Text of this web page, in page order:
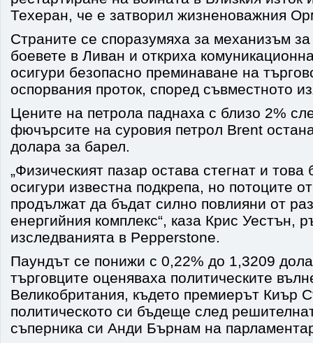
Техеран, че е затворил жизненоважния
Страните се споразумяха за механизъм
боевете в Ливан и откриха
осигури безопасно преминаване на
оспорвания проток, според съвместното
Цените на петрола паднаха с близо 2%
фючърсите на суровия петрол Brent
долара за барел.
„Физическият пазар остава стегнат и това
осигури известна подкрепа, но потоците
продължат да бъдат силно повлияни от
енергийния комплекс“, каза Крис Уестън,
изследванията в Pepperstone.
Паундът се понижи с 0,22% до 1,3209
търговците оценяваха политическите
Великобритания, където премиерът Киър
политическото си бъдеще след
съперника си Анди Бърнам на